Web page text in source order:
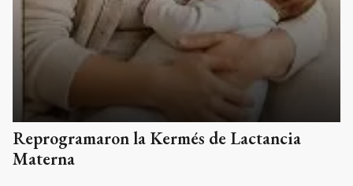
Reprogramaron la Kermés de Lactancia
Materna